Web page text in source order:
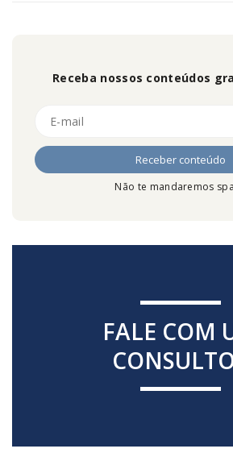
Receba nossos conteúdos
Não te mandaremos
FALE COM